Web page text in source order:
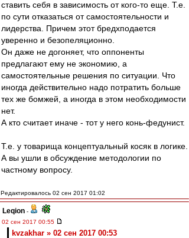
ставить себя в зависимость от кого-то еще. Т.е.
по сути отказаться от самостоятельности и
лидерства. Причем этот бредхподается
уверенно и безопеляционно.
Он даже не догоняет, что оппоненты
предлагают ему не экономию, а
самостоятельные решения по ситуации. Что
иногда действительно надо потратить больше
тех же бомжей, а иногда в этом необходимости
нет.
А кто считает иначе - тот у него конь-федунист.
Т.е. у товарища концептуальный косяк в логике.
А вы ушли в обсуждение методологии по
частному вопросу.
Редактировалось 02 сен 2017 01:02
Leqion -
02 сен 2017 00:55
kvzakhar » 02 сен 2017 00:53